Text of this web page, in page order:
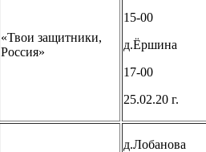
«Твои защитники,
Россия»
15-00
д.Ёршина
17-00
25.02.20 г.
д.Лобанова